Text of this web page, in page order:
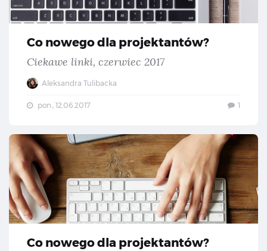
Co nowego dla projektantów?
Ciekawe linki, czerwiec 2017
Aleksandra Tulibacka
pon., 12.06.2017 1
Co nowego dla projektantów?